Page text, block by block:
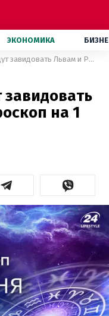
ЭКОНОМИКА
Сегодня всем будут завидовать Львам и Рыбам: гороскоп на 1 июля
завидовать
на 1